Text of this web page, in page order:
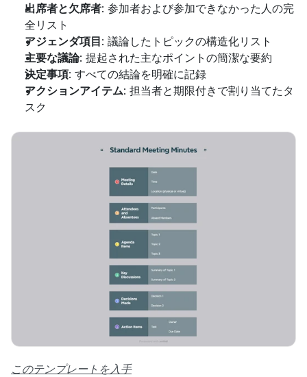
出席者と欠席者: 参加者および参加できなかった人の完
全リスト
アジェンダ項目: 議論したトピックの構造化リスト
主要な議論: 提起された主なポイントの簡潔な要約
決定事項: すべての結論を明確に記録
アクションアイテム: 担当者と期限付きで割り当てたタ
スク
このテンプレートを入手